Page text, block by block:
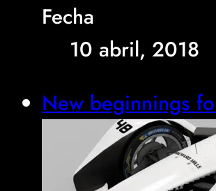
Fecha
10 abril, 2018
New beginnings